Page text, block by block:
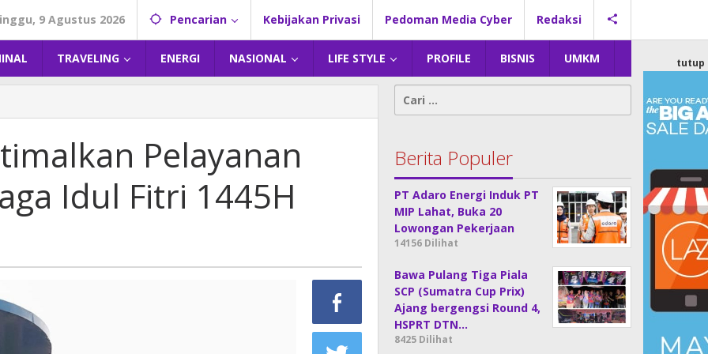
9 Agustus 2026 Pencarian Kebijakan Privasi Pedoman Media Cyber Redaksi
TRAVELING ENERGI NASIONAL LIFE STYLE PROFILE BISNIS UMKM tutup
Pelayanan
Idul Fitri 1445H
Cari
untuk:
Berita Populer
PT Adaro Energi Induk PT
MIP Lahat, Buka 20
Lowongan Pekerjaan
14156 Dilihat
Bawa Pulang Tiga Piala
SCP (Sumatra Cup Prix)
Ajang bergengsi Round 4,
HSPRT DTN…
8425 Dilihat